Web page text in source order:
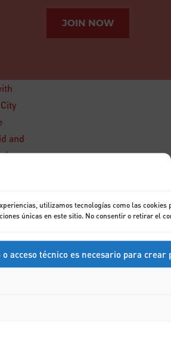
utilizamos tecnologías como las
únicas en este sitio. No consentir o retirar el
acceso técnico es necesario para
JOIN NOW
and
Don Francisco
Marhuenda